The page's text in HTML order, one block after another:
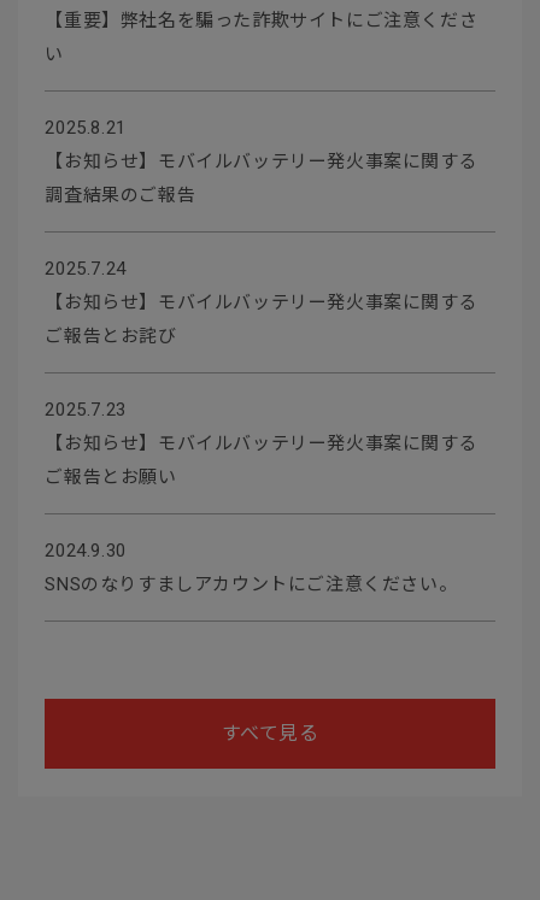
【重要】弊社名を騙った詐欺サイトにご注意くださ
い
2025.8.21
【お知らせ】モバイルバッテリー発火事案に関する
調査結果のご報告
2025.7.24
【お知らせ】モバイルバッテリー発火事案に関する
ご報告とお詫び
2025.7.23
【お知らせ】モバイルバッテリー発火事案に関する
ご報告とお願い
2024.9.30
SNSのなりすましアカウントにご注意ください。
すべて見る